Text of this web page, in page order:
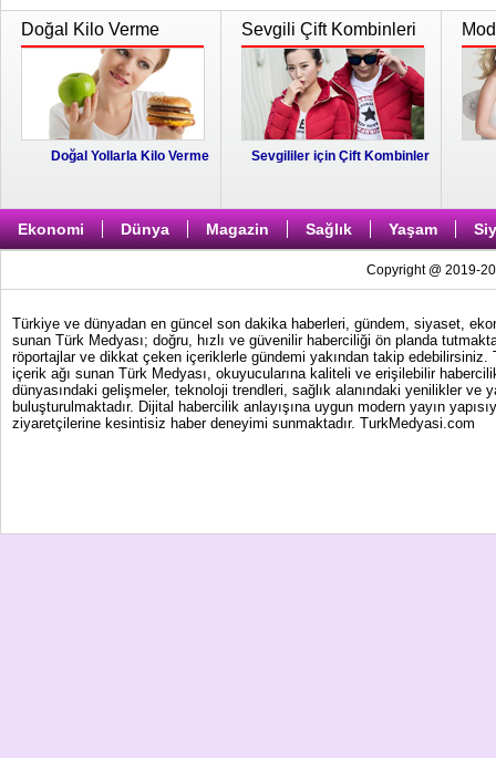
Doğal Kilo Verme
Doğal Yollarla Kilo Verme
Sevgili Çift Kombinleri
Sevgililer için Çift Kombinler
Ekonomi Dünya Magazin Sağlık Yaşam
Copyright @ 2019-
Türkiye ve dünyadan en güncel son dakika haberleri, gündem, siyaset,
sunan Türk Medyası; doğru, hızlı ve güvenilir haberciliği ön planda
röportajlar ve dikkat çeken içeriklerle gündemi yakından takip
içerik ağı sunan Türk Medyası, okuyucularına kaliteli ve erişilebilir
dünyasındaki gelişmeler, teknoloji trendleri, sağlık alanındaki yenilikler
buluşturulmaktadır. Dijital habercilik anlayışına uygun modern yayın
ziyaretçilerine kesintisiz haber deneyimi sunmaktadır. TurkMedyasi.com